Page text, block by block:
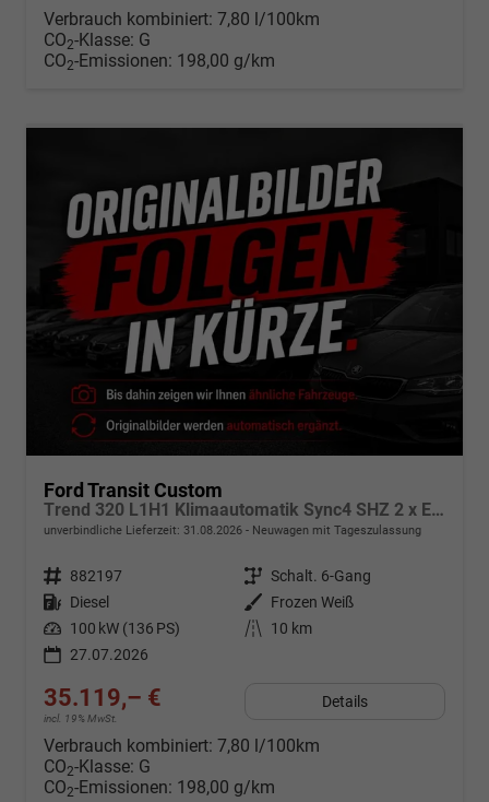
Verbrauch kombiniert: 7,80 l/100km
CO2-Klasse: G
CO2-Emissionen: 198,00 g/km
Ford Transit Custom
Trend 320 L1H1 Klimaautomatik Sync4 SHZ 2 x Einparkhilfe Kamera 5JG
unverbindliche Lieferzeit: 31.08.2026 Neuwagen mit Tageszulassung
Fahrzeugnr. 882197 Getriebe Schalt. 6-Gang
Kraftstoff Diesel Außenfarbe
Frozen Weiß
Leistung 100 kW (136 PS) Kilometerstand
10 km
27.07.2026
35.119,– €
incl. 19% MwSt.
Details
Verbrauch kombiniert: 7,80 l/100km
CO2-Klasse: G
CO2-Emissionen: 198,00 g/km